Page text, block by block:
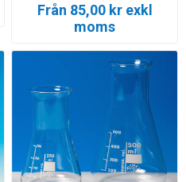
Från 85,00 kr exkl
moms